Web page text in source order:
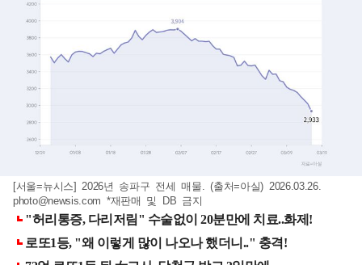
[서울=뉴시스] 2026년 송파구 전세 매물. (출처=아실) 2026.03.26.
photo@newsis.com *재판매 및 DB 금지